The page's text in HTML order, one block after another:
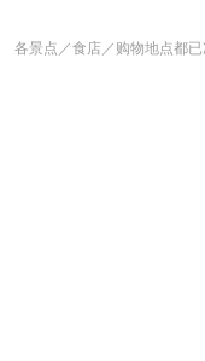
各景点／食店／购物地点都